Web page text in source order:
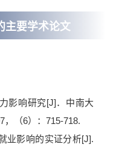
主要学术论文
影响研究[J]．中南大
，（6）：715-718.
业影响的实证分析[J].